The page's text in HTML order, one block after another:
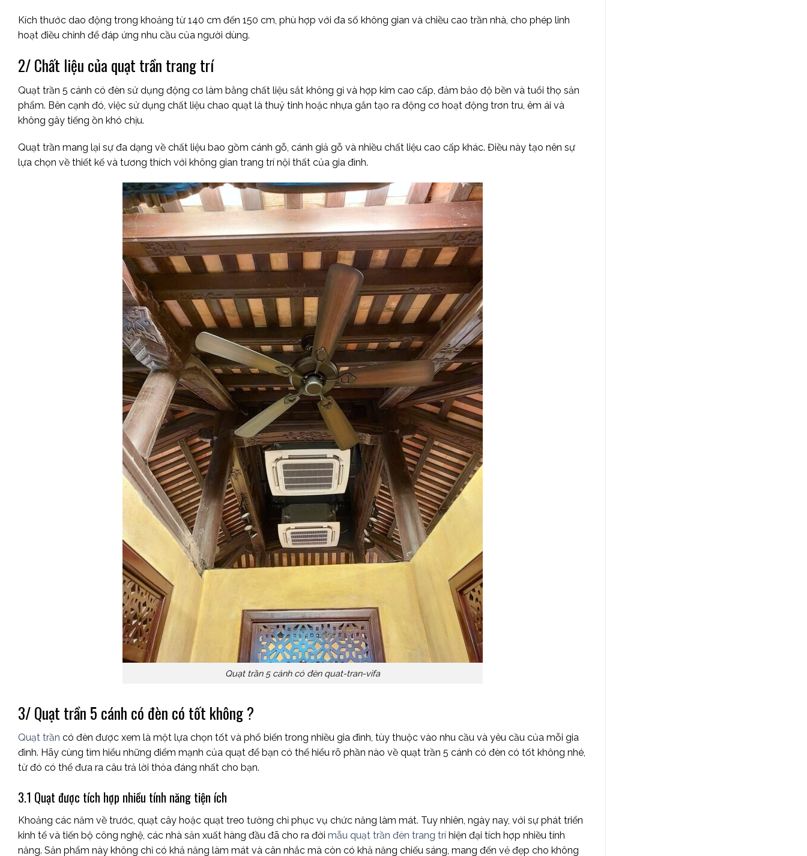
Kích thước dao động trong khoảng từ 140 cm đến 150 cm, phù hợp với đa số không gian và chiều cao trần nhà, cho phép linh
hoạt điều chỉnh để đáp ứng nhu cầu của người dùng.
2/ Chất liệu của quạt trần trang trí
Quạt trần 5 cánh có đèn sử dụng động cơ làm bằng chất liệu sắt không gỉ và hợp kim cao cấp, đảm bảo độ bền và tuổi thọ sản
phẩm. Bên cạnh đó, việc sử dụng chất liệu chao quạt là thuỷ tinh hoặc nhựa gắn tạo ra động cơ hoạt động trơn tru, êm ái và
không gây tiếng ồn khó chịu.
Quạt trần mang lại sự đa dạng về chất liệu bao gồm cánh gỗ, cánh giả gỗ và nhiều chất liệu cao cấp khác. Điều này tạo nên sự
lựa chọn về thiết kế và tương thích với không gian trang trí nội thất của gia đình.
Quạt trần 5 cánh có đèn quat-tran-vifa
3/ Quạt trần 5 cánh có đèn có tốt không ?
Quạt trần có đèn được xem là một lựa chọn tốt và phổ biến trong nhiều gia đình, tùy thuộc vào nhu cầu và yêu cầu của mỗi gia
đình. Hãy cùng tìm hiểu những điểm mạnh của quạt để bạn có thể hiểu rõ phần nào về quạt trần 5 cánh có đèn có tốt không nhé,
từ đó có thể đưa ra câu trả lời thỏa đáng nhất cho bạn.
3.1 Quạt được tích hợp nhiều tính năng tiện ích
Khoảng các năm về trước, quạt cây hoặc quạt treo tường chỉ phục vụ chức năng làm mát. Tuy nhiên, ngày nay, với sự phát triển
kinh tế và tiến bộ công nghệ, các nhà sản xuất hàng đầu đã cho ra đời mẫu quạt trần đèn trang trí hiện đại tích hợp nhiều tính
năng. Sản phẩm này không chỉ có khả năng làm mát và cân nhắc mà còn có khả năng chiếu sáng, mang đến vẻ đẹp cho không